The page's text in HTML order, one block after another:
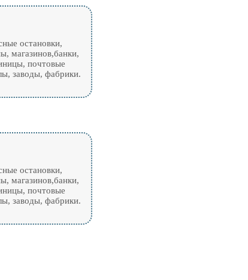
остановки,
магазинов,банки,
почтовые
заводы, фабрики.
остановки,
магазинов,банки,
почтовые
заводы, фабрики.